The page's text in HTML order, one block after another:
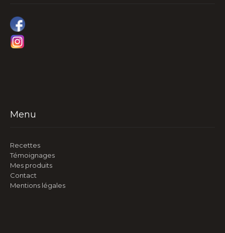
Menu
Recettes
Témoignages
Mes produits
Contact
Mentions légales